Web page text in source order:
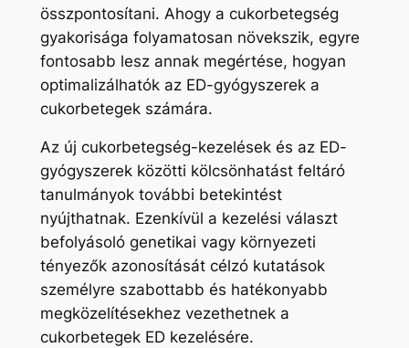
összpontosítani. Ahogy a cukorbetegség
gyakorisága folyamatosan növekszik, egyre
fontosabb lesz annak megértése, hogyan
optimalizálhatók az ED-gyógyszerek a
cukorbetegek számára.
Az új cukorbetegség-kezelések és az ED-
gyógyszerek közötti kölcsönhatást feltáró
tanulmányok további betekintést
nyújthatnak. Ezenkívül a kezelési választ
befolyásoló genetikai vagy környezeti
tényezők azonosítását célzó kutatások
személyre szabottabb és hatékonyabb
megközelítésekhez vezethetnek a
cukorbetegek ED kezelésére.